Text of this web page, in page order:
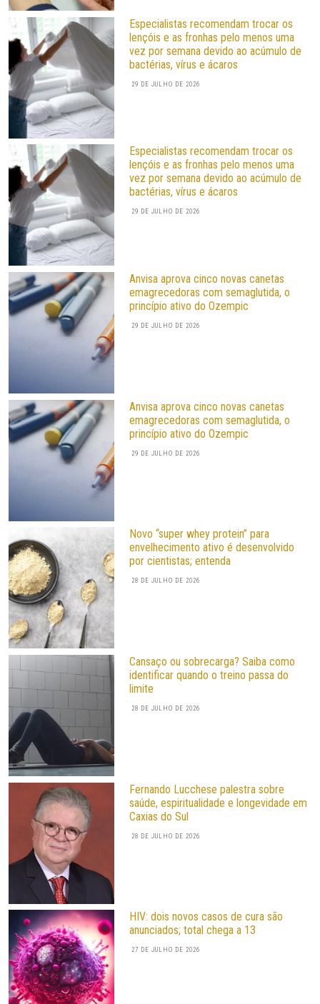
Especialistas recomendam trocar os
lençóis e as fronhas pelo menos uma
vez por semana devido ao acúmulo de
bactérias, vírus e ácaros
29 DE JULHO DE 2026
Especialistas recomendam trocar os
lençóis e as fronhas pelo menos uma
vez por semana devido ao acúmulo de
bactérias, vírus e ácaros
29 DE JULHO DE 2026
Anvisa aprova cinco novas canetas
emagrecedoras com semaglutida, o
princípio ativo do Ozempic
29 DE JULHO DE 2026
Anvisa aprova cinco novas canetas
emagrecedoras com semaglutida, o
princípio ativo do Ozempic
29 DE JULHO DE 2026
Novo “super whey protein” para
envelhecimento ativo é desenvolvido
por cientistas; entenda
28 DE JULHO DE 2026
Cansaço ou sobrecarga? Saiba como
identificar quando o treino passa do
limite
28 DE JULHO DE 2026
Fernando Lucchese palestra sobre
saúde, espiritualidade e longevidade em
Caxias do Sul
28 DE JULHO DE 2026
HIV: dois novos casos de cura são
anunciados; total chega a 13
27 DE JULHO DE 2026